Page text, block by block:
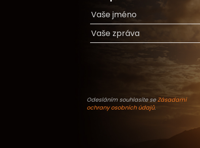
Odesláním souhlasíte seZásadami
ochrany osobních údajů.